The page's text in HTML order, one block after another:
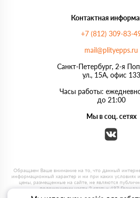
Контактная
+7 (812) 309-83-
mail@plityepps.ru
Санкт-Петербург, 2-я
ул., 15А, офис 133
Часы работы:
до 21:00
Мы в соц. сетях